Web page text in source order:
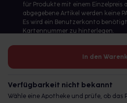
In den
Verfügbarkeit nicht bekannt
Wähle eine Apotheke und prüfe, ob das
für Produkte mit einem Einzelpreis
abgegebene Artikel werden keine
Es wird ein Benutzerkonto benötigt,
Kartennummer zu hinterlegen.
Betreiber des Portals und
© 2026 gesund.de GmbH & Co. KG